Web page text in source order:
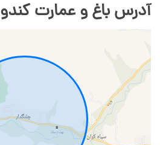
آدرس باغ و عمارت کندو